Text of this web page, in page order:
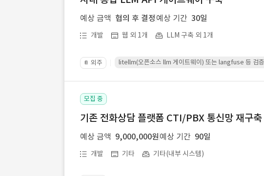
예상 금액 협의 후 결정 예상 기간 30일
개발 웹 외 1개 LLM 구축 외 1개
📔 외주 litellm(오픈소스 llm 게이트웨이) 또는 langfuse 등 검
모집 중
기존 전화상담 플랫폼 CTI/PBX 통신망 재구
예상 금액 9,000,000원 예상 기간 90일
개발 기타 기타(내부 시스템)